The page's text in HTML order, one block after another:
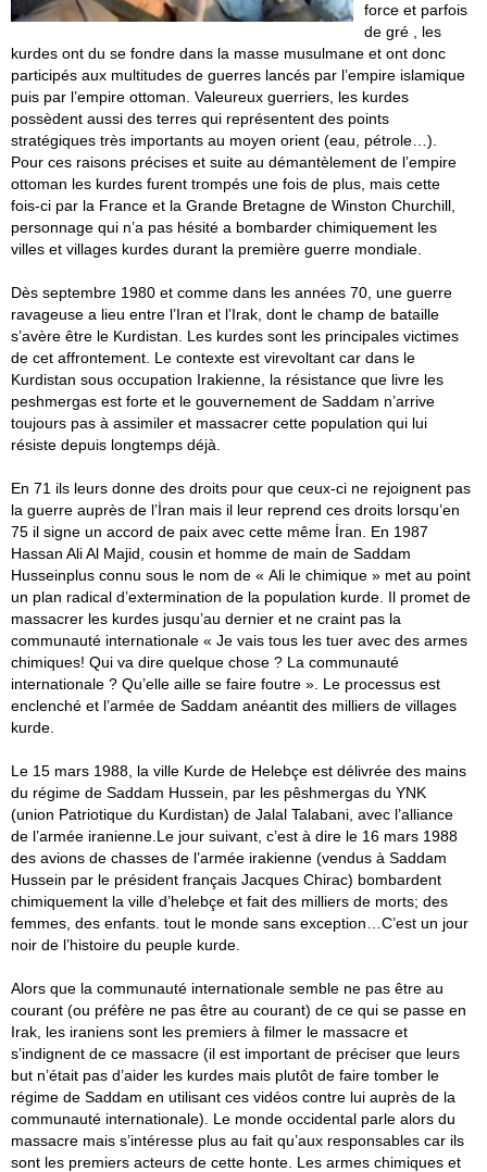
force et parfois
de gré , les
kurdes ont du se fondre dans la masse musulmane et ont donc
participés aux multitudes de guerres lancés par l’empire islamique
puis par l’empire ottoman. Valeureux guerriers, les kurdes
possèdent aussi des terres qui représentent des points
stratégiques très importants au moyen orient (eau, pétrole…).
Pour ces raisons précises et suite au démantèlement de l’empire
ottoman les kurdes furent trompés une fois de plus, mais cette
fois-ci par la France et la Grande Bretagne de Winston Churchill,
personnage qui n’a pas hésité a bombarder chimiquement les
villes et villages kurdes durant la première guerre mondiale.
Dès septembre 1980 et comme dans les années 70, une guerre
ravageuse a lieu entre l’Iran et l’Irak, dont le champ de bataille
s’avère être le Kurdistan. Les kurdes sont les principales victimes
de cet affrontement. Le contexte est virevoltant car dans le
Kurdistan sous occupation Irakienne, la résistance que livre les
peshmergas est forte et le gouvernement de Saddam n’arrive
toujours pas à assimiler et massacrer cette population qui lui
résiste depuis longtemps déjà.
En 71 ils leurs donne des droits pour que ceux-ci ne rejoignent pas
la guerre auprès de l’İran mais il leur reprend ces droits lorsqu’en
75 il signe un accord de paix avec cette même İran. En 1987
Hassan Ali Al Majid, cousin et homme de main de Saddam
Husseinplus connu sous le nom de « Ali le chimique » met au point
un plan radical d’extermination de la population kurde. Il promet de
massacrer les kurdes jusqu’au dernier et ne craint pas la
communauté internationale « Je vais tous les tuer avec des armes
chimiques! Qui va dire quelque chose ? La communauté
internationale ? Qu’elle aille se faire foutre ». Le processus est
enclenché et l’armée de Saddam anéantit des milliers de villages
kurde.
Le 15 mars 1988, la ville Kurde de Helebçe est délivrée des mains
du régime de Saddam Hussein, par les pêshmergas du YNK
(union Patriotique du Kurdistan) de Jalal Talabani, avec l’alliance
de l’armée iranienne.Le jour suivant, c’est à dire le 16 mars 1988
des avions de chasses de l’armée irakienne (vendus à Saddam
Hussein par le président français Jacques Chirac) bombardent
chimiquement la ville d’helebçe et fait des milliers de morts; des
femmes, des enfants. tout le monde sans exception…C’est un jour
noir de l’histoire du peuple kurde.
Alors que la communauté internationale semble ne pas être au
courant (ou préfère ne pas être au courant) de ce qui se passe en
Irak, les iraniens sont les premiers à filmer le massacre et
s’indignent de ce massacre (il est important de préciser que leurs
but n’était pas d’aider les kurdes mais plutôt de faire tomber le
régime de Saddam en utilisant ces vidéos contre lui auprès de la
communauté internationale). Le monde occidental parle alors du
massacre mais s’intéresse plus au fait qu’aux responsables car ils
sont les premiers acteurs de cette honte. Les armes chimiques et